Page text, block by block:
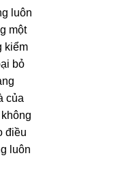
luôn
một
kiểm
bỏ
của
điều
luôn